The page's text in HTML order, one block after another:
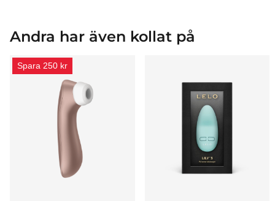
Andra har även kollat på
Spara 250 kr